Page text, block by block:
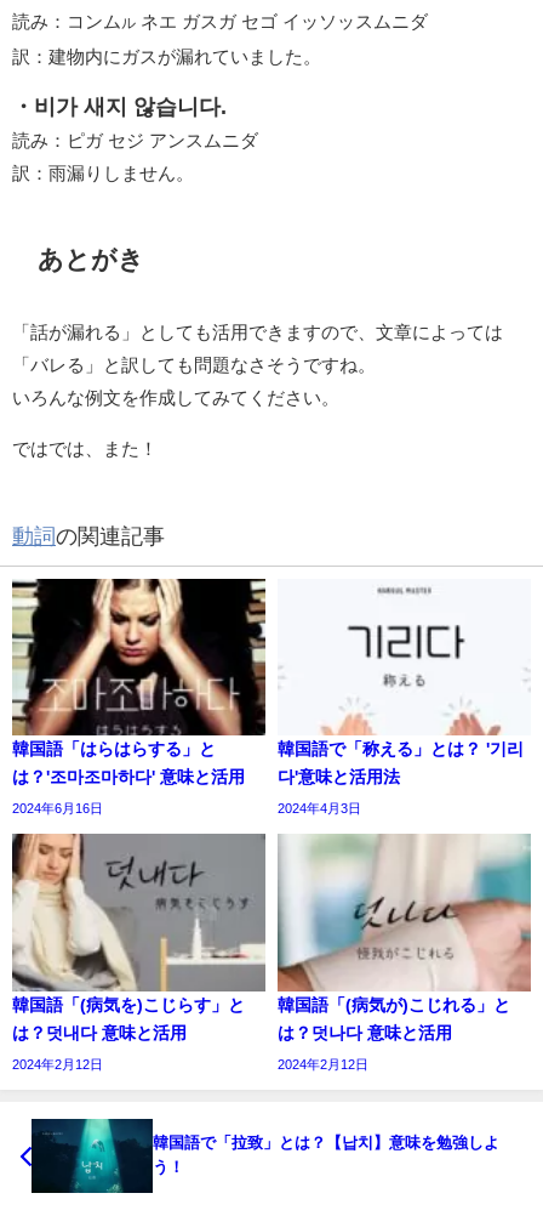
読み：コンム ル ネエ ガスガ セゴ イッソッスムニダ
訳：建物内にガスが漏れていました。
・비가 새지 않습니다.
読み：ピガ セジ アンスムニダ
訳：雨漏りしません。
あとがき
「話が漏れる」としても活用できますので、文章によっては
「バレる」と訳しても問題なさそうですね。
いろんな例文を作成してみてください。
ではでは、また！
動詞の関連記事
韓国語「はらはらする」と
は？'조마조마하다' 意味と活用
2024年6月16日
韓国語で「称える」とは？ '기리
다'意味と活用法
2024年4月3日
韓国語「(病気を)こじらす」と
は？덧내다 意味と活用
2024年2月12日
韓国語「(病気が)こじれる」と
は？덧나다 意味と活用
2024年2月12日
韓国語で「拉致」とは？【납치】意味を勉強しよ
う！